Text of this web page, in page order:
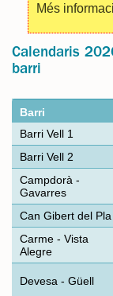
Més
Calendaris
barri
Barri
Barri Vell 1
Barri Vell 2
Campdorà -
Gavarres
Can Gibert del Pla
Carme - Vista
Alegre
Devesa - Güell